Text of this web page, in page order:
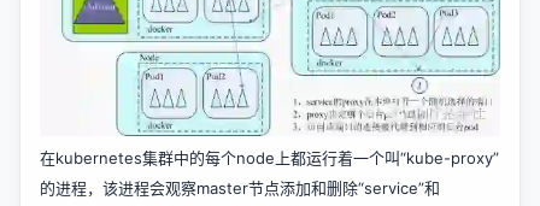
在kubernetes集群中的每个node上都运行着一个叫“kube-proxy”
的进程，该进程会观察master节点添加和删除“service”和